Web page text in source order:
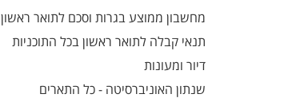
מחשבון ממוצע בגרות וסכם לתואר ראשון
תנאי קבלה לתואר ראשון בכל התוכניות
דיור ומעונות
שנתון האוניברסיטה - כל התארים